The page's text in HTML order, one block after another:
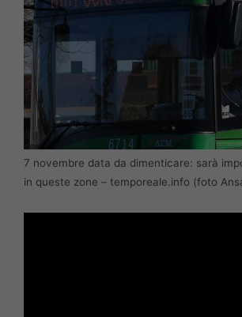
7 novembre data da dimenticare: sarà
in queste zone – temporeale.info (foto